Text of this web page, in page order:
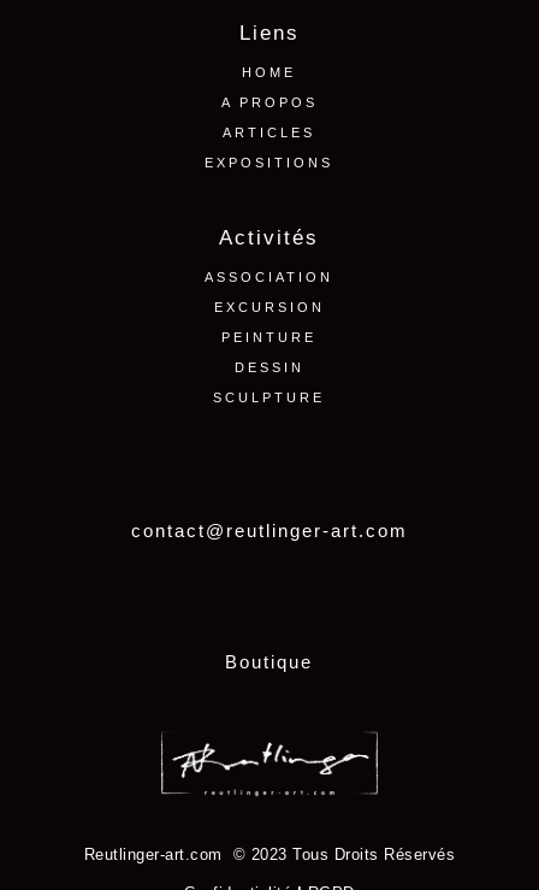
Liens
HOME
A PROPOS
ARTICLES
EXPOSITIONS
Activités
ASSOCIATION
EXCURSION
PEINTURE
DESSIN
SCULPTURE
contact@reutlinger-art.com
Boutique
Reutlinger-art.com © 2023 Tous Droits Réservés